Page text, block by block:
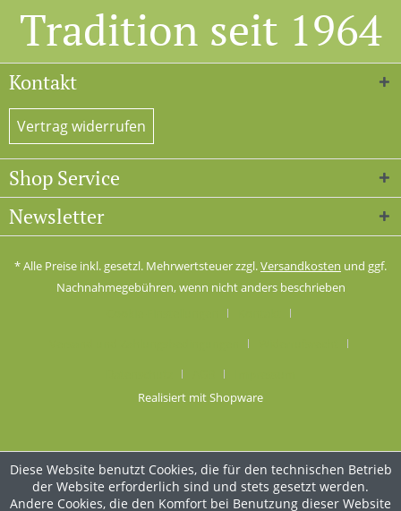
Tradition seit 1964
Kontakt
Vertrag widerrufen
Shop Service
Newsletter
* Alle Preise inkl. gesetzl. Mehrwertsteuer zzgl.Versandkosten und ggf.
Nachnahmegebühren, wenn nicht anders beschrieben
Realisiert mit Shopware
Diese Website benutzt Cookies, die für den technischen Betrieb
der Website erforderlich sind und stets gesetzt werden.
Andere Cookies, die den Komfort bei Benutzung dieser Website